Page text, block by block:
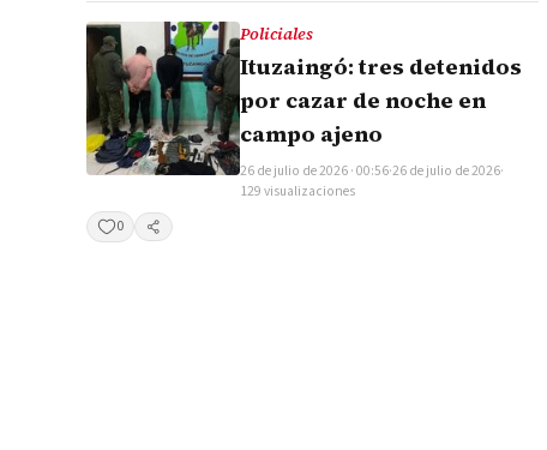
Policiales
Ituzaingó: tres detenidos
por cazar de noche en
campo ajeno
26 de julio de 2026 · 00:56·26 de julio de 2026·
129 visualizaciones
0
Compartir